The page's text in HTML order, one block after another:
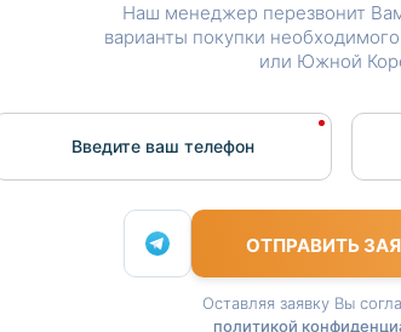
Наш менеджер перезвонит
варианты покупки
или Южной
Введите ваш телефон
ОТПРАВИТЬ
Оставляя заявку Вы
политикой